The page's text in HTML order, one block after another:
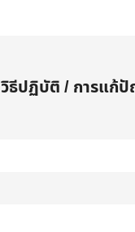
วิธีปฏิบัติ / การแก้